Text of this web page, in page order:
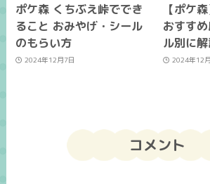
ポケ森 くちぶえ峠ででき
ること おみやげ・シール
のもらい方
2024年12月7日
【ポケ
おすす
ル別に
2024年12
コメント